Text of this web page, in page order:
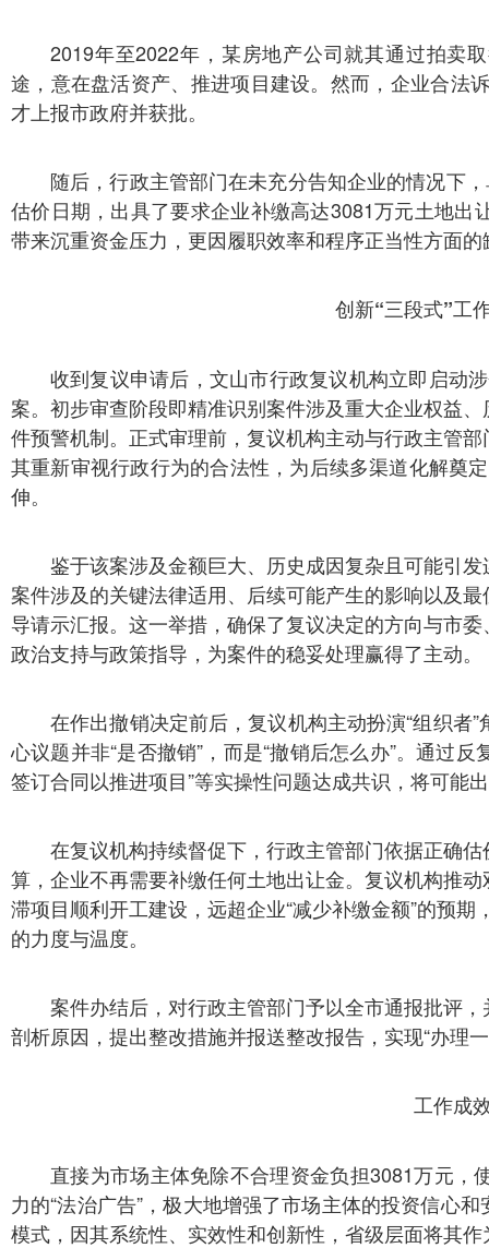
2019年至2022年，某房地产公司就其通过拍卖
途，意在盘活资产、推进项目建设。然而，企业合法
才上报市政府并获批。
随后，行政主管部门在未充分告知企业的情况下
估价日期，出具了要求企业补缴高达3081万元土地
带来沉重资金压力，更因履职效率和程序正当性方面
创新“三段式”工
收到复议申请后，文山市行政复议机构立即启动
案。初步审查阶段即精准识别案件涉及重大企业权益
件预警机制。正式审理前，复议机构主动与行政主管
其重新审视行政行为的合法性，为后续多渠道化解奠
伸。
鉴于该案涉及金额巨大、历史成因复杂且可能引
案件涉及的关键法律适用、后续可能产生的影响以及
导请示汇报。这一举措，确保了复议决定的方向与市
政治支持与政策指导，为案件的稳妥处理赢得了主动。
在作出撤销决定前后，复议机构主动扮演“组织者
心议题并非“是否撤销”，而是“撤销后怎么办”。通过
签订合同以推进项目”等实操性问题达成共识，将可能
在复议机构持续督促下，行政主管部门依据正确
算，企业不再需要补缴任何土地出让金。复议机构推
滞项目顺利开工建设，远超企业“减少补缴金额”的预期
的力度与温度。
案件办结后，对行政主管部门予以全市通报批评
剖析原因，提出整改措施并报送整改报告，实现“办理
工作成
直接为市场主体免除不合理资金负担3081万元
力的“法治广告”，极大地增强了市场主体的投资信心
模式，因其系统性、实效性和创新性，省级层面将其